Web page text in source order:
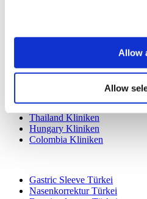
Allow
Allow
Türkei Kliniken
Poland Kliniken
Thailand Kliniken
Hungary Kliniken
Colombia Kliniken
Gastric Sleeve Türkei
Nasenkorrektur Türkei